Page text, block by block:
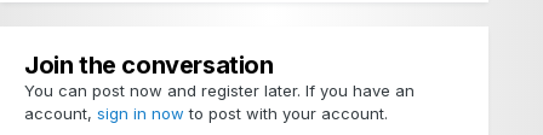
Join the conversation
You can post now and register later. If you have an
account, sign in now to post with your account.